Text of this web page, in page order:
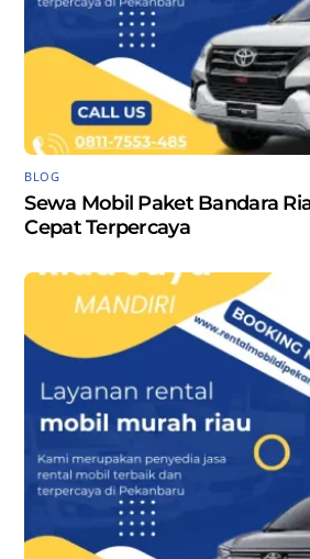
BLOG
Sewa Mobil Paket Bandara
Cepat Terpercaya